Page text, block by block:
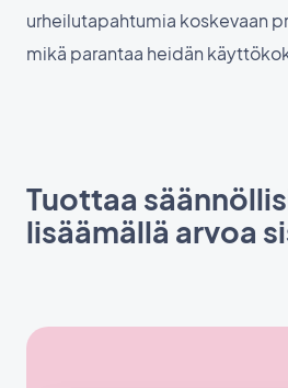
urheilutapahtumia koskevaan
mikä parantaa heidän
Tuottaa
lisäämällä arvoa